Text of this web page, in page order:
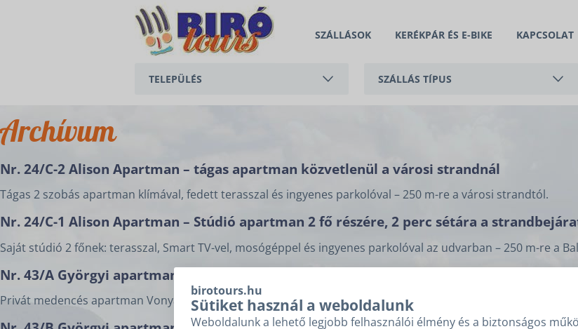
birotours.hu
Sütiket használ a weboldalunk
Weboldalunk a lehető legjobb felhasználói élmény és a biztonságos
TELEPÜLÉS
CSERSZEGTOMAJ
KESZTHELY
VONYARCVASHEGY
SZÁLLÁS TÍPUS
SZÁLLÁSOK KERÉKPÁR ÉS E-BIKE KAPCSOLAT
Archívum
Nr. 24/C-2 Alison Apartman – tágas apartman közvetlenül a városi strandnál
Tágas 2 szobás apartman klímával, fedett terasszal és ingyenes parkolóval – 250 m-re a városi strandtól.
Nr. 24/C-1 Alison Apartman – Stúdió apartman 2 fő részére, 2 perc sétára a
Saját stúdió 2 főnek: terasszal, Smart TV-vel, mosógéppel és ingyenes parkolóval az udvarban – 250 m-re a
Nr. 43/A Györgyi apartman – emelet – medencével
Privát medencés apartman Vonyarcvashegyen zárt udvarral, strandközelben, légkondicionált apartmanokkal